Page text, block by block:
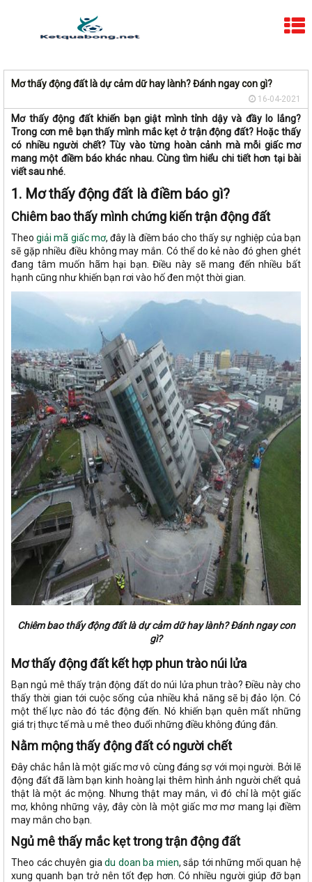
Mơ thấy động đất là dự cảm dữ hay lành? Đánh ngay con gì?
16-04-2021
Mơ thấy động đất khiến bạn giật mình tỉnh dậy và đầy lo lắng?
Trong cơn mê bạn thấy mình mắc kẹt ở trận động đất? Hoặc thấy
có nhiều người chết? Tùy vào từng hoàn cảnh mà mỗi giấc mơ
mang một điềm báo khác nhau. Cùng tìm hiểu chi tiết hơn tại bài
viết sau nhé.
1. Mơ thấy động đất là điềm báo gì?
Chiêm bao thấy mình chứng kiến trận động đất
Theogiải mã giấc mơ, đây là điềm báo cho thấy sự nghiệp của bạn
sẽ gặp nhiều điều không may mắn. Có thể do kẻ nào đó ghen ghét
đang tâm muốn hãm hại bạn. Điều này sẽ mang đến nhiều bất
hạnh cũng như khiến bạn rơi vào hố đen một thời gian.
Chiêm bao thấy động đất là dự cảm dữ hay lành? Đánh ngay con
gì?
Mơ thấy động đất kết hợp phun trào núi lửa
Bạn ngủ mê thấy trận động đất do núi lửa phun trào? Điều này cho
thấy thời gian tới cuộc sống của nhiều khả năng sẽ bị đảo lộn. Có
một thế lực nào đó tác động đến. Nó khiến bạn quên mất những
giá trị thực tế mà u mê theo đuổi những điều không đúng đắn.
Nằm mộng thấy động đất có người chết
Đây chắc hẳn là một giấc mơ vô cùng đáng sợ với mọi người. Bởi lẽ
động đất đã làm bạn kinh hoàng lại thêm hình ảnh người chết quả
thật là một ác mộng. Nhưng thật may mắn, vì đó chỉ là một giấc
mơ, không những vậy, đây còn là một giấc mơ mơ mang lại điềm
may mắn cho bạn.
Ngủ mê thấy mắc kẹt trong trận động đất
Theo các chuyên giadu doan ba mien, sắp tới những mối quan hệ
xung quanh bạn trở nên tốt đẹp hơn. Có nhiều người giúp đỡ bạn